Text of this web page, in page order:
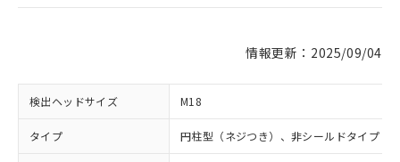
情報更新：2025/09/04
検出ヘッドサイズ M18
タイプ 円柱型（ネジつき）、非シールドタイプ